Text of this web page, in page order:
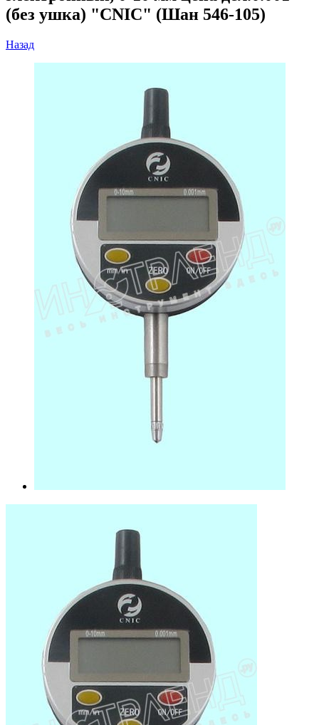
(без ушка) "CNIC" (Шан 546-105)
Назад